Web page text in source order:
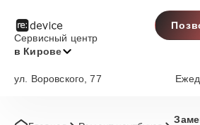
Сервисный центр
в Кирове
ул. Воровского, 77